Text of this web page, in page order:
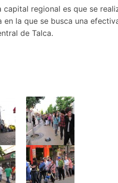
regional es que se
en la que se busca una
de Talca.